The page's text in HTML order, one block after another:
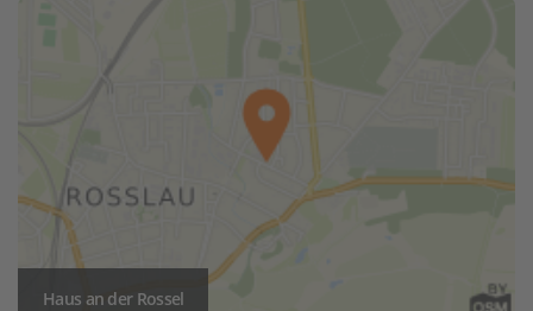
Haus an der Rossel